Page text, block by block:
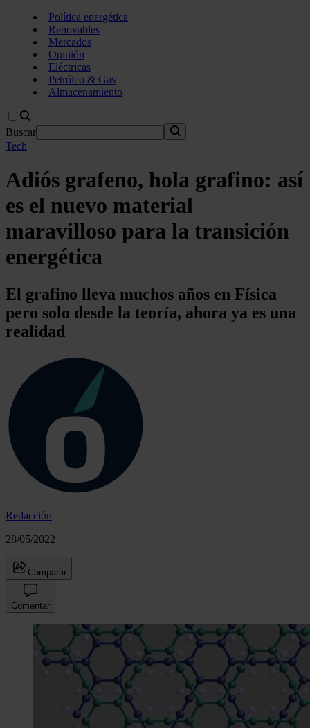
Política energética
Renovables
Mercados
Opinión
Eléctricas
Petróleo & Gas
Almacenamiento
Buscar
Tech
Adiós grafeno, hola grafino: así
es el nuevo material
maravilloso para la transición
energética
El grafino lleva muchos años en Física
pero solo desde la teoría, ahora ya es una
realidad
Redacción
28/05/2022
Compartir
Comentar